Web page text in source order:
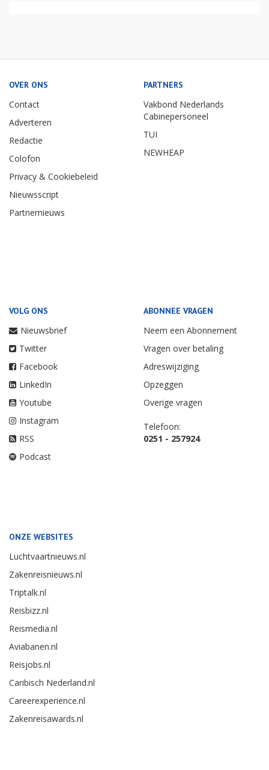
OVER ONS
Contact
Adverteren
Redactie
Colofon
Privacy & Cookiebeleid
Nieuwsscript
Partnernieuws
PARTNERS
Vakbond Nederlands
Cabinepersoneel
TUI
NEWHEAP
VOLG ONS
Nieuwsbrief
Twitter
Facebook
LinkedIn
Youtube
Instagram
RSS
Podcast
ABONNEE VRAGEN
Neem een Abonnement
Vragen over betaling
Adreswijziging
Opzeggen
Overige vragen
Telefoon:
0251 - 257924
ONZE WEBSITES
Luchtvaartnieuws.nl
Zakenreisnieuws.nl
Triptalk.nl
Reisbizz.nl
Reismedia.nl
Aviabanen.nl
Reisjobs.nl
Caribisch Nederland.nl
Careerexperience.nl
Zakenreisawards.nl